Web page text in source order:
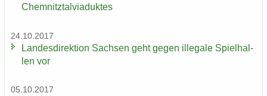
Chem­nitz­tal­via­duk­tes
24.10.2017
Lan­des­di­rek­ti­on Sach­sen geht gegen il­le­ga­le Spiel­hal­
len vor
05.10.2017